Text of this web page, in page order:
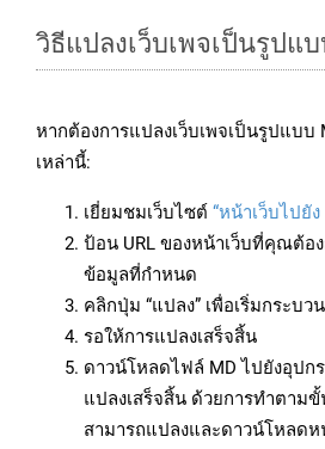
วิธีแปลงเว็บเพจเป็นรูปแ
หากต้องการแปลงเว็บเพจเป็นรูปแบ
เหล่านี้:
เยี่ยมชมเว็บไซต์ “หน้าเว็บไปยัง
ป้อน URL ของหน้าเว็บที่คุณต้อ
ข้อมูลที่กำหนด
คลิกปุ่ม “แปลง” เพื่อเริ่มกระบว
รอให้การแปลงเสร็จสิ้น
ดาวน์โหลดไฟล์ MD ไปยังอุป
แปลงเสร็จสิ้น ด้วยการทำตาม
สามารถแปลงและดาวน์โหลดห